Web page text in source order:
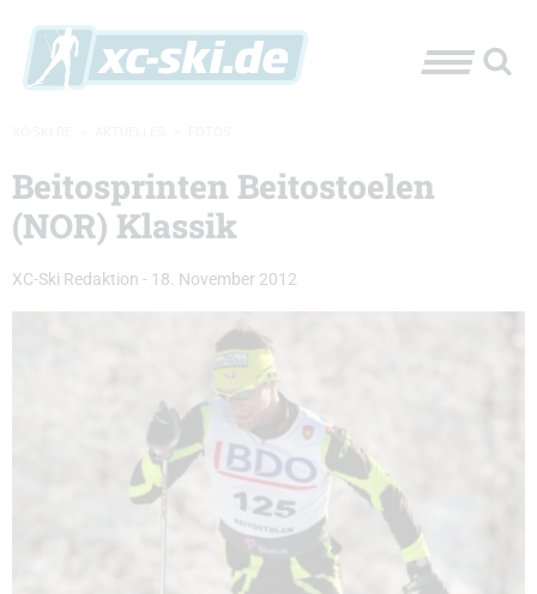
Beitosprinten Beitostoelen
(NOR) Klassik
XC-Ski Redaktion - 18. November 2012